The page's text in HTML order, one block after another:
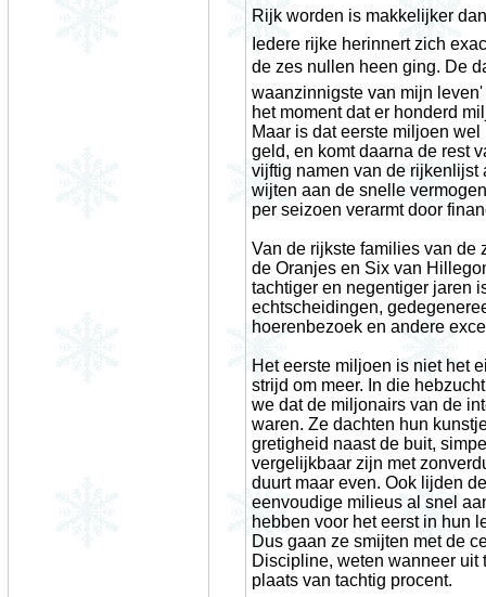
Rijk worden is makkelijker
Iedere rijke herinnert zich
de zes nullen heen ging. De
waanzinnigste van mijn
het moment dat er honderd
Maar is dat eerste miljoen
geld, en komt daarna de rest
vijftig namen van de rijkenlijst
wijten aan de snelle
per seizoen verarmt door
Van de rijkste families van
de Oranjes en Six van
tachtiger en negentiger jaren
echtscheidingen,
hoerenbezoek en andere
Het eerste miljoen is niet het
strijd om meer. In die
we dat de miljonairs van de
waren. Ze dachten hun
gretigheid naast de buit,
vergelijkbaar zijn met
duurt maar even. Ook lijden
eenvoudige milieus al snel
hebben voor het eerst in hun
Dus gaan ze smijten met de
Discipline, weten wanneer uit
plaats van tachtig procent.